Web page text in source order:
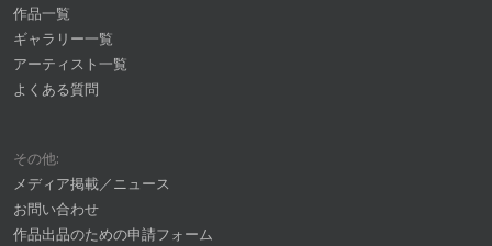
作品一覧
ギャラリー一覧
アーティスト一覧
よくある質問
その他:
メディア掲載／ニュース
お問い合わせ
作品出品のための申請フォーム